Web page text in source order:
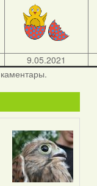
9.05.2021
каментары.